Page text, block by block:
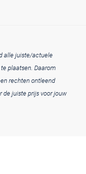
alle juiste/actuele
plaatsen. Daarom
rechten ontleend
de juiste prijs voor jouw